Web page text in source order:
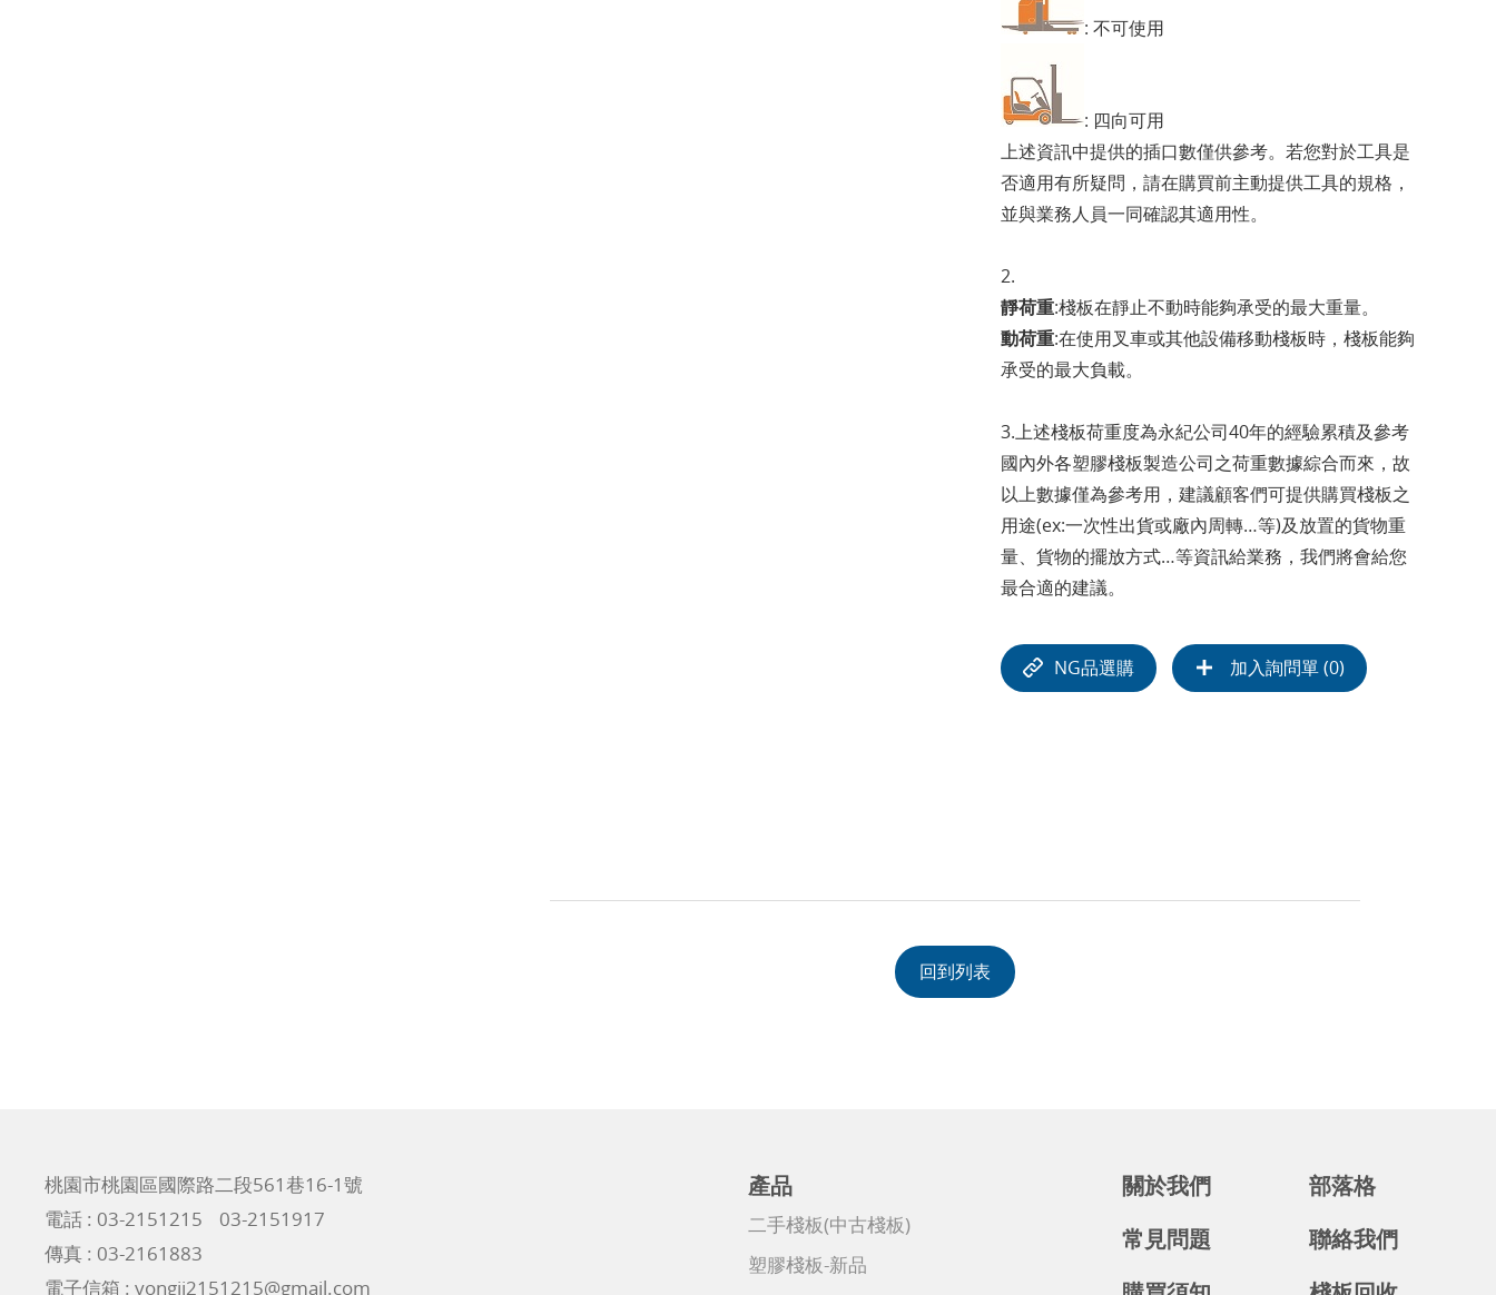
: 不可使用
: 四向可用
上述資訊中提供的插口數僅供參考。若您對於工具是
否適用有所疑問，請在購買前主動提供工具的規格，
並與業務人員一同確認其適用性。
2.
靜荷重:棧板在靜止不動時能夠承受的最大重量。
動荷重:在使用叉車或其他設備移動棧板時，棧板能夠
承受的最大負載。
3.上述棧板荷重度為永紀公司40年的經驗累積及參考
國內外各塑膠棧板製造公司之荷重數據綜合而來，故
以上數據僅為參考用，建議顧客們可提供購買棧板之
用途(ex:一次性出貨或廠內周轉…等)及放置的貨物重
量、貨物的擺放方式…等資訊給業務，我們將會給您
最合適的建議。
NG品選購 加入詢問單 (0)
回到列表
產品
二手棧板(中古棧板)
塑膠棧板-新品
關於我們
部落格
常見問題
聯絡我們
桃園市桃園區國際路二段561巷16-1號
電話 : 03-2151215
03-2151917
傳真 : 03-2161883
電子信箱 : yongji2151215@gmail.com